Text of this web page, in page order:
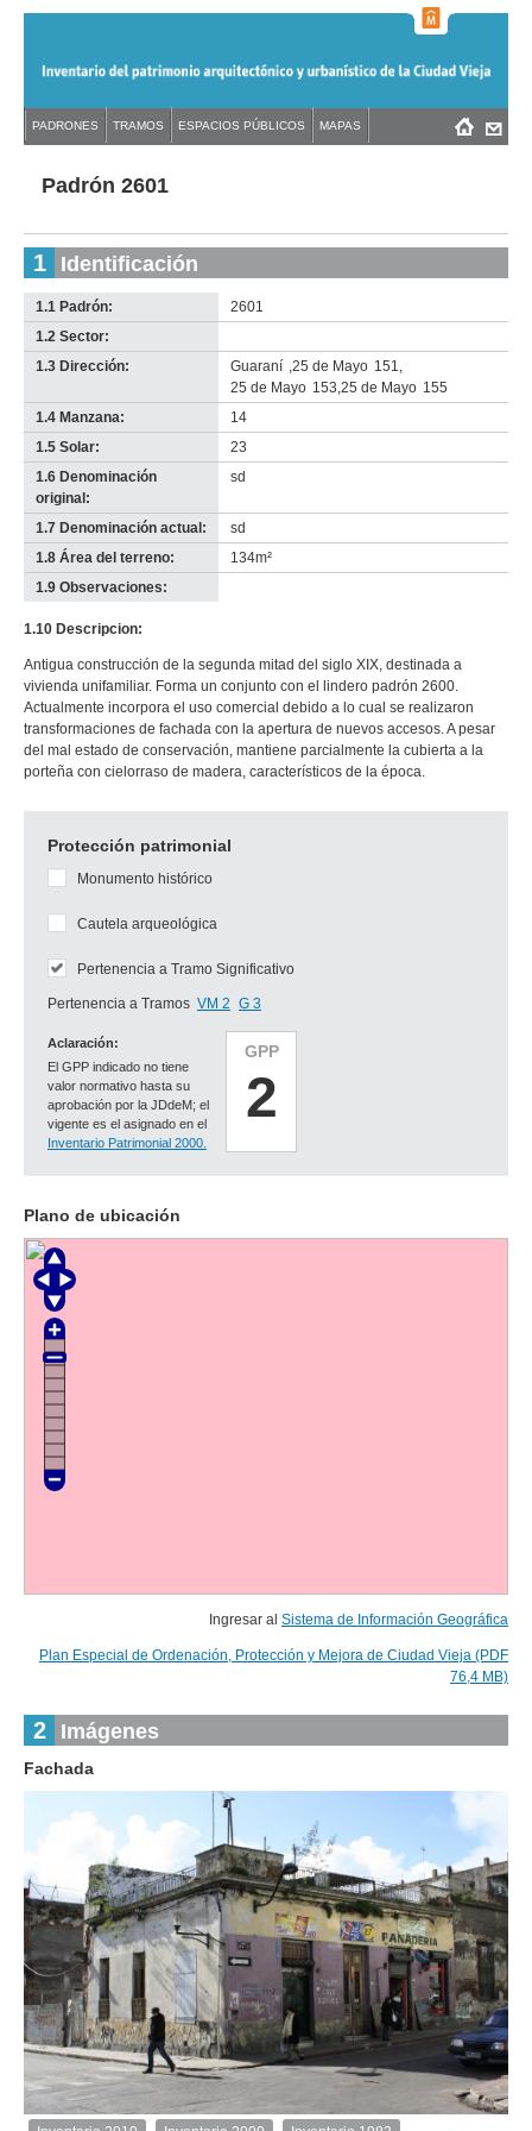
navigation
Back
topPadrón 2601
1 Identificación
1.1 Padrón:
2601
1.2 Sector:
no
info-
1.3 Dirección: Guaraní ,25 de Mayo 151,
25 de Mayo 153,25 de Mayo 155
1.4 Manzana:
14
1.5 Solar:
23
1.6 Denominación
original:
sd
1.7 Denominación actual:
sd
1.8 Área del terreno:
134m²
1.9 Observaciones:
1.10 Descripcion:
Antigua construcción de la segunda mitad del siglo XIX, destinada a
vivienda unifamiliar. Forma un conjunto con el lindero padrón 2600.
Actualmente incorpora el uso comercial debido a lo cual se realizaron
transformaciones de fachada con la apertura de nuevos accesos. A pesar
del mal estado de conservación, mantiene parcialmente la cubierta a la
porteña con cielorraso de madera, característicos de la época.
Protección patrimonial
GPP
2
Aclaración:
El GPP indicado no tiene
valor normativo hasta su
aprobación por la JDdeM; el
vigente es el asignado en el
Inventario Patrimonial 2000.
Monumento histórico
Cautela arqueológica
Pertenencia a Tramo Significativo
Pertenencia a Tramos VM 2 G 3
Plano de ubicación
Ingresar al Sistema de Información Geográfica
Plan Especial de Ordenación, Protección y Mejora de Ciudad Vieja (PDF
76,4 MB)
2 Imágenes
Fachada
de1
Back
to Menú
PADRONES TRAMOS ESPACIOS PÚBLICOS MAPAS